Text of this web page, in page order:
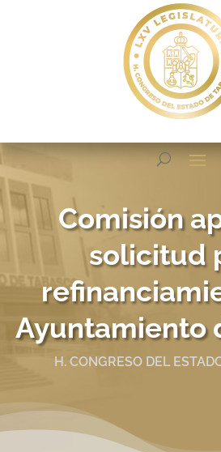
Comisión
solicitud
Ayuntamiento
H. CONGRESO DEL